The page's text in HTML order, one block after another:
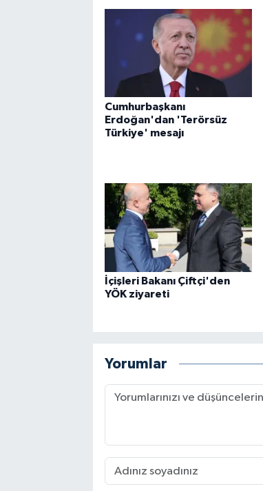
Cumhurbaşkanı
Erdoğan'dan 'Terörsüz
Türkiye' mesajı
İçişleri Bakanı Çiftçi'den
YÖK ziyareti
Yorumlar